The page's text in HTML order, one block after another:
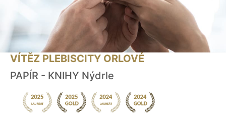
VÍTĚZ PLEBISCITY ORLOVÉ
PAPÍR - KNIHY Nýdrle